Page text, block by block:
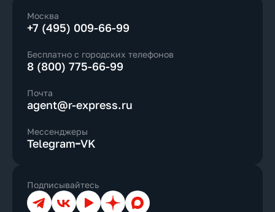
Москва
+7 (495) 009-66-99
Бесплатно с городских телефонов
8 (800) 775-66-99
Почта
agent@r-express.ru
Мессенджеры
Telegram VK
Подписывайтесь
ТелеграмВКонтакте
YouTubeДзен Max